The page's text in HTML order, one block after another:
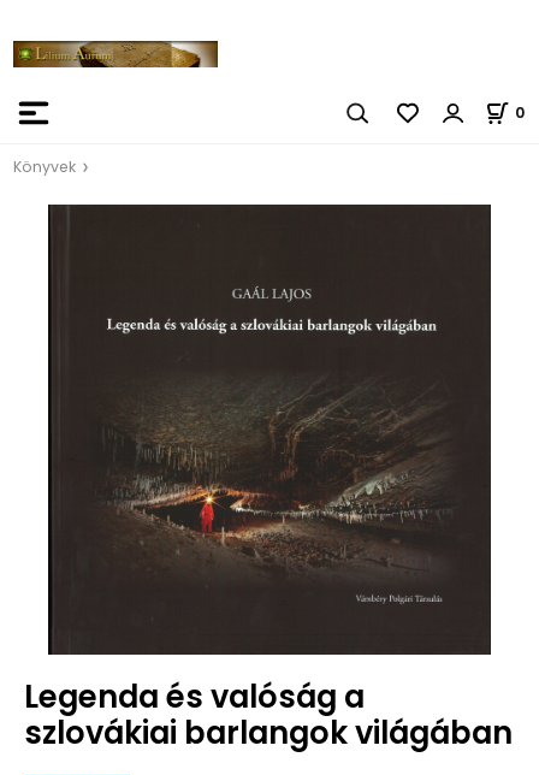
0
Könyvek
Legenda és valóság a
szlovákiai barlangok világában